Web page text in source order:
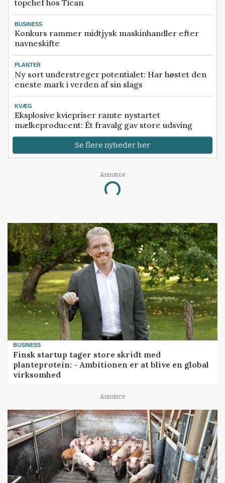
topchef hos Tican
BUSINESS
Konkurs rammer midtjysk maskinhandler efter
navneskifte
PLANTER
Ny sort understreger potentialet: Har høstet den
eneste mark i verden af sin slags
KVÆG
Eksplosive kviepriser ramte nystartet
mælkeproducent: Ét fravalg gav store udsving
Se flere nyheder her
Annonce
Loading...
BUSINESS
Finsk startup tager store skridt med
planteprotein: - Ambitionen er at blive en global
virksomhed
Annonce